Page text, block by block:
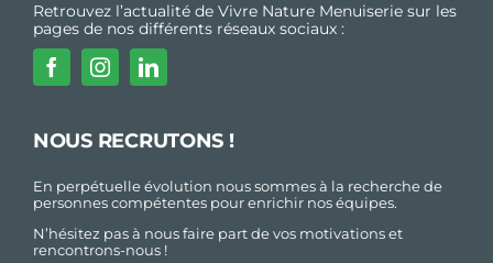
Retrouvez l’actualité de Vivre Nature Menuiserie sur les
pages de nos différents réseaux sociaux :
NOUS RECRUTONS !
En perpétuelle évolution nous sommes à la recherche de
personnes compétentes pour enrichir nos équipes.
N’hésitez pas à nous faire part de vos motivations et
rencontrons-nous !